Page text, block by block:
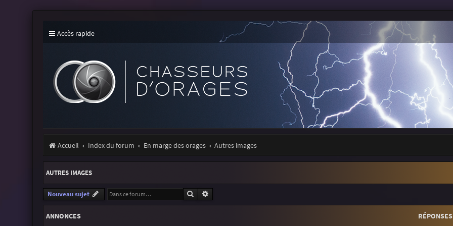
Accès rapide
Accueil Index du forum En marge des orages Autres images
AUTRES IMAGES
Nouveau sujet Rechercher
ANNONCES RÉPONSES